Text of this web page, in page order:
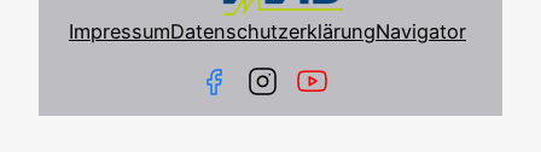
ImpressumDatenschutzerklärungNavigator